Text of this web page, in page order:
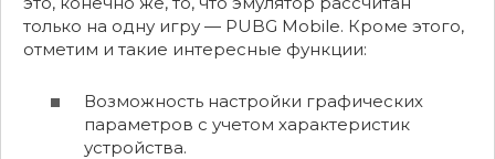
только на одну игру — PUBG Mobile. Кроме этого,
отметим и такие интересные функции:
Возможность настройки графических
параметров с учетом характеристик
устройства.